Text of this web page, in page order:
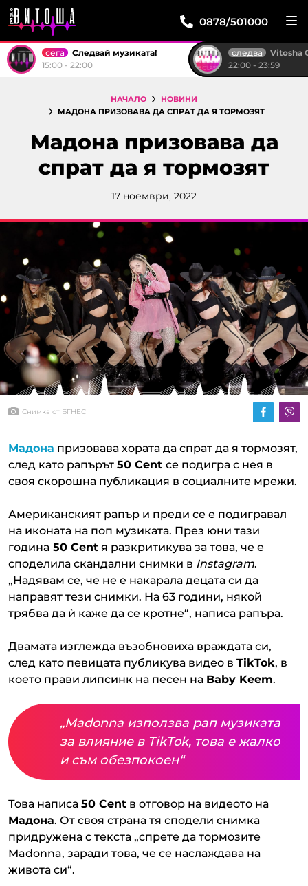
0878/501000
сега
Следвай музиката!
15:00 - 22:00
следва
Vitosha
22:00 - 23:59
НАЧАЛО
НОВИНИ
МАДОНА ПРИЗОВАВА ДА СПРАТ ДА Я ТОРМОЗЯТ
Мадона призовава да
спрат да я тормозят
17 ноември, 2022
Снимка от БГНЕС
Мадона призовава хората да спрат да я тормозят,
след като рапърът 50 Cent се подигра с нея в
своя скорошна публикация в социалните мрежи.
Американският рапър и преди се е подигравал
на иконата на поп музиката. През юни тази
година 50 Cent я разкритикува за това, че е
споделила скандални снимки в Instagram.
„Надявам се, че не е накарала децата си да
направят тези снимки. На 63 години, някой
трябва да ѝ каже да се кротне“, написа рапъра.
Двамата изглежда възобновиха враждата си,
след като певицата публикува видео в TikTok, в
което прави липсинк на песен на Baby Keem.
„Madonna използва рап музиката
за влияние в TikTok, това е жалко
и съм обезпокоен“
Това написа 50 Cent в отговор на видеото на
Мадона. От своя страна тя сподели снимка
придружена с текста „спрете да тормозите
Madonna, заради това, че се наслаждава на
живота си“.